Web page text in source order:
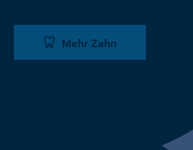
Mehr Zahn